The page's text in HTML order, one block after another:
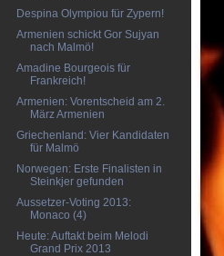
Despina Olympiou für Zypern!
Armenien schickt Gor Sujyan
nach Malmö!
Amadine Bourgeois für
Frankreich!
Armenien: Vorentscheid am 2.
März Armenien
Griechenland: Vier Kandidaten
für Malmö
Norwegen: Erste Finalisten in
Steinkjer gefunden
Aussetzer-Voting 2013:
Monaco (4)
Heute: Auftakt beim Melodi
Grand Prix 2013